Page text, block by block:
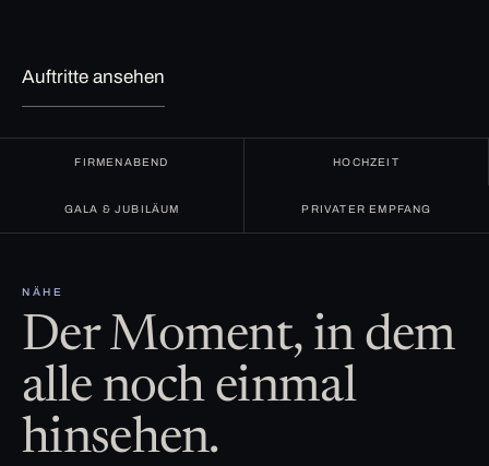
Auftritte ansehen
FIRMENABEND HOCHZEIT
GALA & JUBILÄUM PRIVATER EMPFANG
NÄHE
Der Moment, in dem
alle noch einmal
hinsehen.